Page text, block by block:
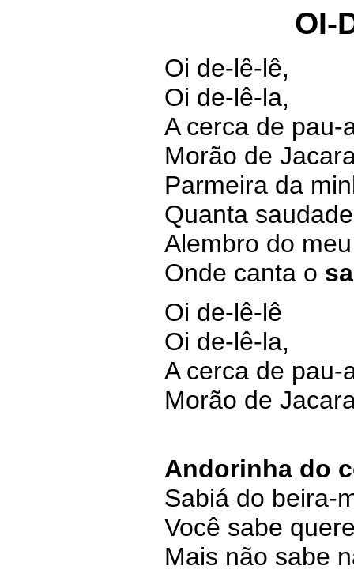
OI-
Oi de-lê-lê,
Oi de-lê-la,
A cerca de pau-
Morão de
Parmeira da
Quanta
Alembro do
Onde canta o
Oi de-lê-lê
Oi de-lê-la,
A cerca de pau-
Morão de
Andorinha do
Sabiá do beira-
Você sabe
Mais não sabe